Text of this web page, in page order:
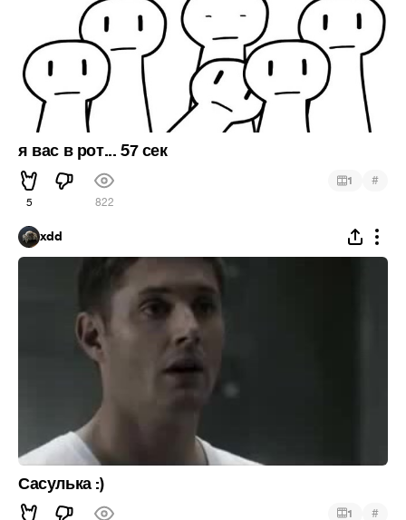
я вас в рот... 57 сек
5 822
1 #
xdd
Сасулька :)
1 #